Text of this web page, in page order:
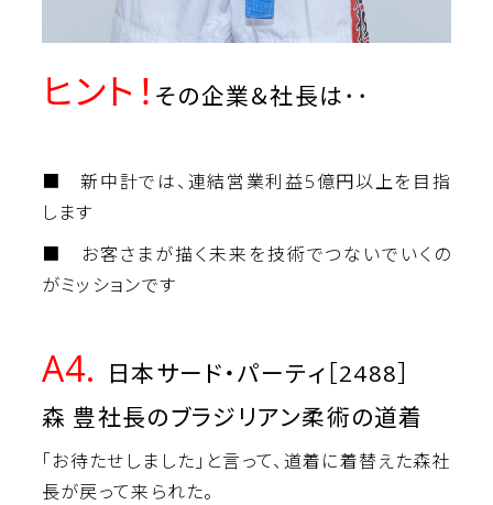
ヒント！ その企業＆社長は･･
■ 新中計では、連結営業利益5億円以上を目指
します
■ お客さまが描く未来を技術でつないでいくの
がミッションです
A4.
日本サード・パーティ［2488］
森 豊社長のブラジリアン柔術の道着
｢お待たせしました」と言って、道着に着替えた森社
長が戻って来られた。